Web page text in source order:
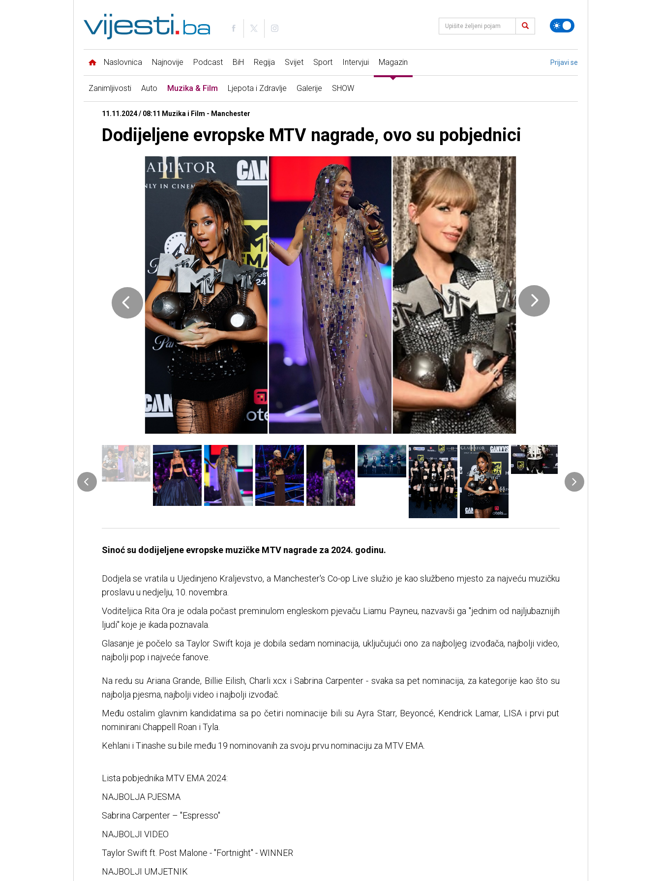
Naslovnica Najnovije Podcast BiH Regija Svijet Sport Intervjui Magazin Prijavi se
Zanimljivosti Auto Muzika & Film Ljepota i Zdravlje Galerije SHOW
11.11.2024 / 08:11 Muzika i Film - Manchester
Dodijeljene evropske MTV nagrade, ovo su pobjednici
Sinoć su dodijeljene evropske muzičke MTV nagrade za 2024. godinu.
Dodjela se vratila u Ujedinjeno Kraljevstvo, a Manchester's Co-op Live služio je kao službeno mjesto za najveću muzičku
proslavu u nedjelju, 10. novembra.
Voditeljica Rita Ora je odala počast preminulom engleskom pjevaču Liamu Payneu, nazvavši ga "jednim od najljubaznijih
ljudi" koje je ikada poznavala.
Glasanje je počelo sa Taylor Swift koja je dobila sedam nominacija, uključujući ono za najboljeg izvođača, najbolji video,
najbolji pop i najveće fanove.
Na redu su Ariana Grande, Billie Eilish, Charli xcx i Sabrina Carpenter - svaka sa pet nominacija, za kategorije kao što su
najbolja pjesma, najbolji video i najbolji izvođač.
Među ostalim glavnim kandidatima sa po četiri nominacije bili su Ayra Starr, Beyoncé, Kendrick Lamar, LISA i prvi put
nominirani Chappell Roan i Tyla.
Kehlani i Tinashe su bile među 19 nominovanih za svoju prvu nominaciju za MTV EMA.
Lista pobjednika MTV EMA 2024:
NAJBOLJA PJESMA
Sabrina Carpenter – "Espresso"
NAJBOLJI VIDEO
Taylor Swift ft. Post Malone - "Fortnight" - WINNER
NAJBOLJI UMJETNIK